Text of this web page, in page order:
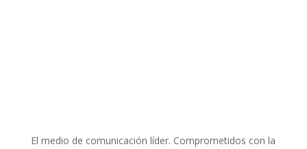
El medio de comunicación líder. Comprometidos con la